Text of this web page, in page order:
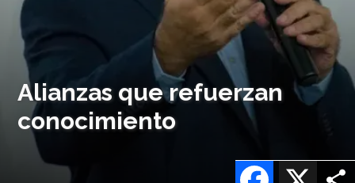
Alianzas que refuerzan
conocimiento
X
Facebook